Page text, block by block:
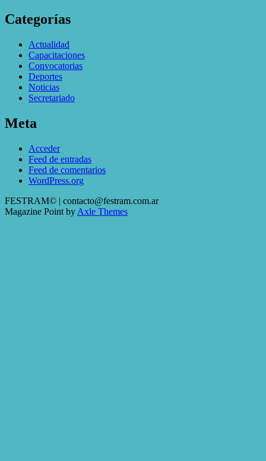
Categorías
Actualidad
Capacitaciones
Convocatorias
Deportes
Noticias
Secretariado
Meta
Acceder
Feed de entradas
Feed de comentarios
WordPress.org
FESTRAM© | contacto@festram.com.ar
Magazine Point by Axle Themes